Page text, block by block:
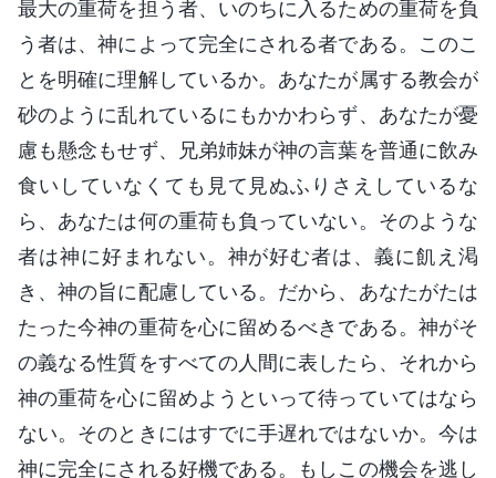
最大の重荷を担う者、いのちに入るための重荷を負
う者は、神によって完全にされる者である。このこ
とを明確に理解しているか。あなたが属する教会が
砂のように乱れているにもかかわらず、あなたが憂
慮も懸念もせず、兄弟姉妹が神の言葉を普通に飲み
食いしていなくても見て見ぬふりさえしているな
ら、あなたは何の重荷も負っていない。そのような
者は神に好まれない。神が好む者は、義に飢え渇
き、神の旨に配慮している。だから、あなたがたは
たった今神の重荷を心に留めるべきである。神がそ
の義なる性質をすべての人間に表したら、それから
神の重荷を心に留めようといって待っていてはなら
ない。そのときにはすでに手遅れではないか。今は
神に完全にされる好機である。もしこの機会を逃し